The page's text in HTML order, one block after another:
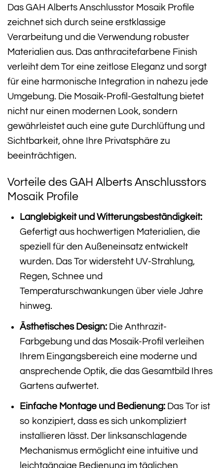
Das GAH Alberts Anschlusstor Mosaik Profile
zeichnet sich durch seine erstklassige
Verarbeitung und die Verwendung robuster
Materialien aus. Das anthracitefarbene Finish
verleiht dem Tor eine zeitlose Eleganz und sorgt
für eine harmonische Integration in nahezu jede
Umgebung. Die Mosaik-Profil-Gestaltung bietet
nicht nur einen modernen Look, sondern
gewährleistet auch eine gute Durchlüftung und
Sichtbarkeit, ohne Ihre Privatsphäre zu
beeinträchtigen.
Vorteile des GAH Alberts Anschlusstors
Mosaik Profile
Langlebigkeit und Witterungsbeständigkeit:
Gefertigt aus hochwertigen Materialien, die
speziell für den Außeneinsatz entwickelt
wurden. Das Tor widersteht UV-Strahlung,
Regen, Schnee und
Temperaturschwankungen über viele Jahre
hinweg.
Ästhetisches Design:Die Anthrazit-
Farbgebung und das Mosaik-Profil verleihen
Ihrem Eingangsbereich eine moderne und
ansprechende Optik, die das Gesamtbild Ihres
Gartens aufwertet.
Einfache Montage und Bedienung:Das Tor ist
so konzipiert, dass es sich unkompliziert
installieren lässt. Der linksanschlagende
Mechanismus ermöglicht eine intuitive und
leichtgängige Bedienung im täglichen